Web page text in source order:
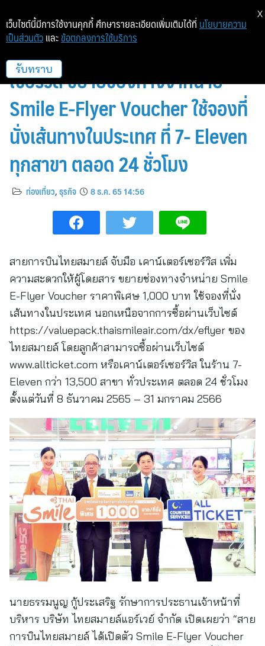
ไทยสมายล์ จับมือ เคาน์เตอร์
เซอร์วิส ขยายช่องทางจำหน่าย
Smile E-Flyer Voucher ใช้จองที่
นั่งเส้นทางในประเทศ ที่ 7- Eleven
ทุกสาขา ตลอด 24 ชั่วโมง
ท่องเที่ยว,ธุรกิจ 8 ธ.ค. 65 14:56
สายการบินไทยสมายล์ จับมือ เคาน์เตอร์เซอร์วิส เพิ่ม
ความสะดวกให้ผู้โดยสาร ขยายช่องทางจำหน่าย Smile
E-Flyer Voucher ราคาพิเศษ 1,000 บาท ใช้จองที่นั่ง
เส้นทางในประเทศ นอกเหนือจากการซื้อผ่านเว็บไซต์
https://valuepack.thaismileair.com/dx/eflyer ของ
ไทยสมายล์ โดยลูกค้าสามารถซื้อผ่านเว็บไซต์
www.allticket.com หรือเคาน์เตอร์เซอร์วิส ในร้าน 7-
Eleven กว่า 13,500 สาขา ทั่วประเทศ ตลอด 24 ชั่วโมง
ตั้งแต่วันที่ 8 ธันวาคม 2565 – 31 มกราคม 2566
นายธรรมนูญ กู้ประเสริฐ รักษาการประธานเจ้าหน้าที่
บริหาร บริษัท ไทยสมายล์แอร์เวย์ จำกัด เปิดเผยว่า “สาย
การบินไทยสมายล์ ได้เปิดตัว Smile E-Flyer Voucher
เว็บไซต์นี้มีการใช้งานคุกกี้ ศึกษารายละเอียดเพิ่มเติมได้ที่ นโยบายความ
เป็นส่วนตัว และ ข้อตกลงการใช้บริการ
รับทราบ
X